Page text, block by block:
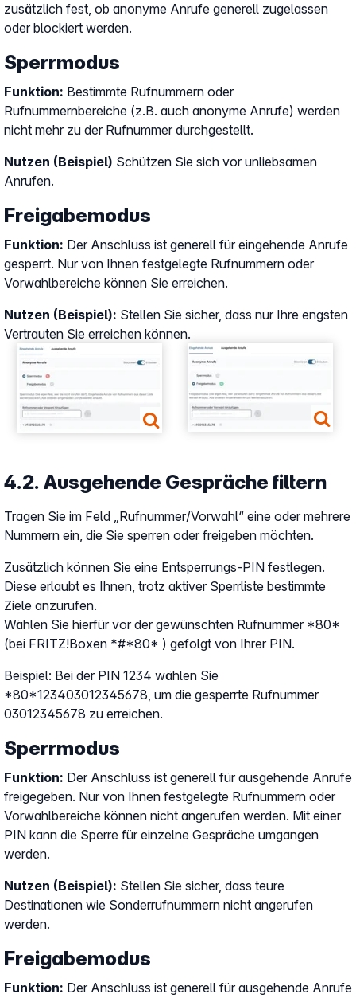
Show larger version Show larger version
zusätzlich fest, ob anonyme Anrufe generell zugelassen
oder blockiert werden.
Sperrmodus
Funktion: Bestimmte Rufnummern oder
Rufnummernbereiche (z.B. auch anonyme Anrufe) werden
nicht mehr zu der Rufnummer durchgestellt.
Nutzen (Beispiel) Schützen Sie sich vor unliebsamen
Anrufen.
Freigabemodus
Funktion: Der Anschluss ist generell für eingehende Anrufe
gesperrt. Nur von Ihnen festgelegte Rufnummern oder
Vorwahlbereiche können Sie erreichen.
Nutzen (Beispiel): Stellen Sie sicher, dass nur Ihre engsten
Vertrauten Sie erreichen können.
4.2. Ausgehende Gespräche filtern
Tragen Sie im Feld „Rufnummer/Vorwahl“ eine oder mehrere
Nummern ein, die Sie sperren oder freigeben möchten.
Zusätzlich können Sie eine Entsperrungs-PIN festlegen.
Diese erlaubt es Ihnen, trotz aktiver Sperrliste bestimmte
Ziele anzurufen.
Wählen Sie hierfür vor der gewünschten Rufnummer *80*
(bei FRITZ!Boxen *#*80* ) gefolgt von Ihrer PIN.
Beispiel: Bei der PIN 1234 wählen Sie
*80*123403012345678, um die gesperrte Rufnummer
03012345678 zu erreichen.
Sperrmodus
Funktion: Der Anschluss ist generell für ausgehende Anrufe
freigegeben. Nur von Ihnen festgelegte Rufnummern oder
Vorwahlbereiche können nicht angerufen werden. Mit einer
PIN kann die Sperre für einzelne Gespräche umgangen
werden.
Nutzen (Beispiel): Stellen Sie sicher, dass teure
Destinationen wie Sonderrufnummern nicht angerufen
werden.
Freigabemodus
Funktion: Der Anschluss ist generell für ausgehende Anrufe